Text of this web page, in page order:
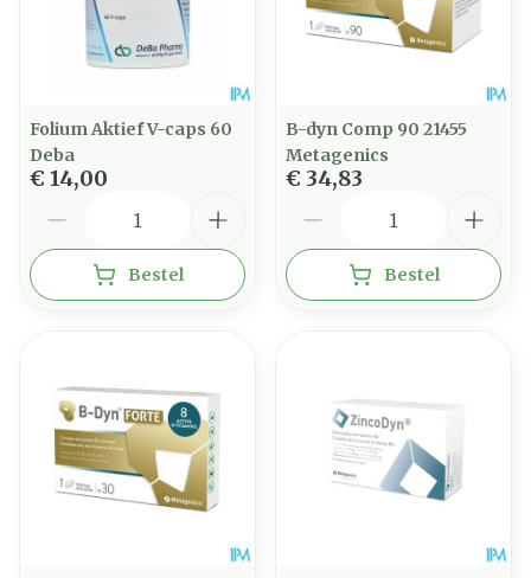
Folium Aktief V-caps 60
Deba
€ 14,00
Bestel
B-dyn Comp 90 21455
Metagenics
€ 34,83
Bestel